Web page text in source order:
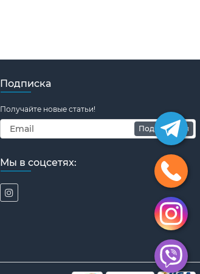
Подписка
Получайте новые статьи!
Подписаться
Мы в соцсетях: